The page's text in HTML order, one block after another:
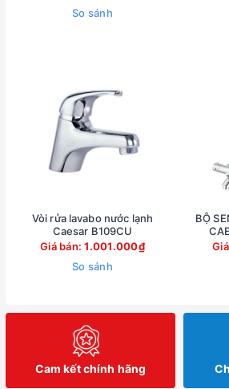
So sánh
Vòi rửa lavabo nước lạnh
Caesar B109CU
Giá bán:1.001.000₫
So sánh
BỘ
Cam kết chính hãng